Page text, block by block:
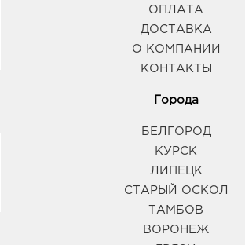
ОПЛАТА
ДОСТАВКА
О КОМПАНИИ
КОНТАКТЫ
Города
БЕЛГОРОД
КУРСК
ЛИПЕЦК
СТАРЫЙ ОСКОЛ
ТАМБОВ
ВОРОНЕЖ